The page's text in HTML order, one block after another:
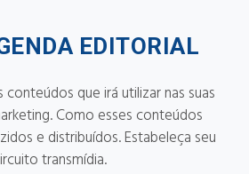
EDITORIAL
conteúdos que irá utilizar nas suas
Como esses conteúdos
e distribuídos. Estabeleça seu
transmídia.